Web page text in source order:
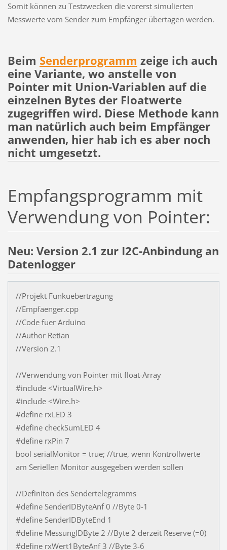
Somit können zu Testzwecken die vorerst simulierten
Messwerte vom Sender zum Empfänger übertagen werden.
Beim Senderprogramm zeige ich auch
eine Variante, wo anstelle von
Pointer mit Union-Variablen auf die
einzelnen Bytes der Floatwerte
zugegriffen wird. Diese Methode kann
man natürlich auch beim Empfänger
anwenden, hier hab ich es aber noch
nicht umgesetzt.
Empfangsprogramm mit
Verwendung von Pointer:
Neu: Version 2.1 zur I2C-Anbindung an
Datenlogger
//Projekt Funkuebertragung
//Empfaenger.cpp
//Code fuer Arduino
//Author Retian
//Version 2.1
//Verwendung von Pointer mit float-Array
#include <VirtualWire.h>
#include <Wire.h>
#define rxLED 3
#define checkSumLED 4
#define rxPin 7
bool serialMonitor = true; //true, wenn Kontrollwerte
am Seriellen Monitor ausgegeben werden sollen
//Definiton des Sendertelegramms
#define SenderIDByteAnf 0 //Byte 0-1
#define SenderIDByteEnd 1
#define MessungIDByte 2 //Byte 2 derzeit Reserve (=0)
#define rxWert1ByteAnf 3 //Byte 3-6